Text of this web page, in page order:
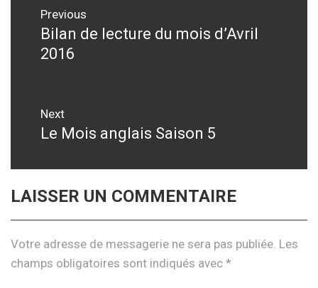
Navigation
l’article
Previous
Previous
post:
Bilan de lecture du mois d’Avril
2016
Next
Next
Le Mois anglais Saison 5
LAISSER UN COMMENTAIRE
Votre adresse de messagerie ne sera pas publiée. Les
champs obligatoires sont indiqués avec *